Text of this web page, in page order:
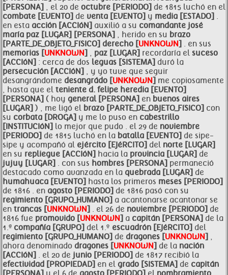
[PERSONA] , el 20 de octubre [PERIODO] de 1815 luchó en el
combate [EVENTO] de venta [EVENTO] y media [ESTADO] .
en esta acción [ACCIóN] auxilió a su comandante josé
maría paz [LUGAR] [PERSONA] , herido en su brazo
[PARTE_DE_OBJETO_FíSICO] derecho [UNKNOWN] . en sus
memorias [UNKNOWN] , paz [LUGAR] recordaría el suceso
[ACCIóN] : cerca de dos leguas [SISTEMA] duró la
persecución [ACCIóN] , y yo tuve que seguir
desangrándome desangrádo [UNKNOWN] me copiosamente
, hasta que el teniente d. felipe heredia [EVENTO]
[PERSONA] ( hoy general [PERSONA] en buenos aires
[LUGAR] ) , me ligó el brazo [PARTE_DE_OBJETO_FíSICO] con
su corbata [DROGA] y me lo puso en cabestrillo
[INSTITUCIóN] lo mejor que pudo . el 29 de noviembre
[PERIODO] de 1815 luchó en la batalla [EVENTO] de sipe-
sipe y acompañó al ejército [EJéRCITO] del norte [LUGAR]
en su repliegue [ACCIóN] hacia la provincia [LUGAR] de
jujuy [LUGAR] . con sus hombres [PERSONA] permaneció
destacado como avanzada en la quebrada [LUGAR] de
humahuaca [EVENTO] hasta los primeros meses [PERIODO]
de 1816 . en agosto [PERIODO] de 1816 pasó con su
regimiento [GRUPO_HUMANO] a acantonarse acantonar se
en trancas [UNKNOWN] . el 26 de noviembre [PERIODO] de
1816 fue promovido [UNKNOWN] a capitán [PERSONA] de la
1.ª compañía [GRUPO] del 1.º escuadrón [EJéRCITO] del
regimiento [GRUPO_HUMANO] de dragones [UNKNOWN] ,
ahora denominado dragones [UNKNOWN] de la nación
[ACCIóN] . el 20 de junio [PERIODO] de 1817 recibió la
efectividad [PROPIEDAD] en el grado [SISTEMA] de capitán